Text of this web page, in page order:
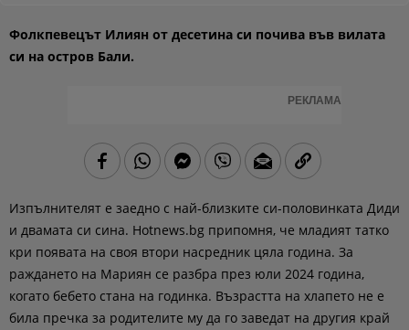
Фолкпевецът Илиян от десетина си почива във вилата
си на остров Бали.
РЕКЛАМА
Изпълнителят е заедно с най-близките си-половинката Диди
и двамата си сина. Hotnews.bg припомня, че младият татко
кри появата на своя втори насредник цяла година. За
раждането на Мариян се разбра през юли 2024 година,
когато бебето стана на годинка. Възрастта на хлапето не е
била пречка за родителите му да го заведат на другия край